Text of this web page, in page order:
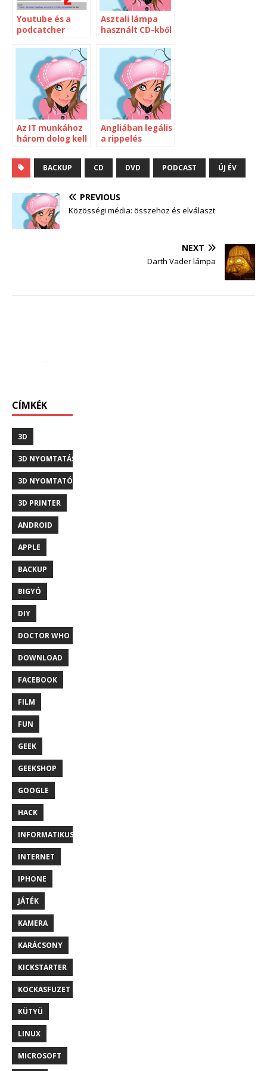
Youtube és a
podcatcher
Asztali lámpa
használt CD-kből
Az IT munkához
három dolog kell
Angliában legális
a rippelés
BACKUP CD DVD PODCAST ÚJ ÉV
PREVIOUS
Közösségi média: összehoz és elválaszt
NEXT
Darth Vader lámpa
CÍMKÉK
3D
3D NYOMTATÁS
3D NYOMTATÓ
3D PRINTER
ANDROID
APPLE
BACKUP
BIGYÓ
DIY
DOCTOR WHO
DOWNLOAD
FACEBOOK
FILM
FUN
GEEK
GEEKSHOP
GOOGLE
HACK
INFORMATIKUS
INTERNET
IPHONE
JÁTÉK
KAMERA
KARÁCSONY
KICKSTARTER
KOCKASFUZET
KÜTYÜ
LINUX
MICROSOFT